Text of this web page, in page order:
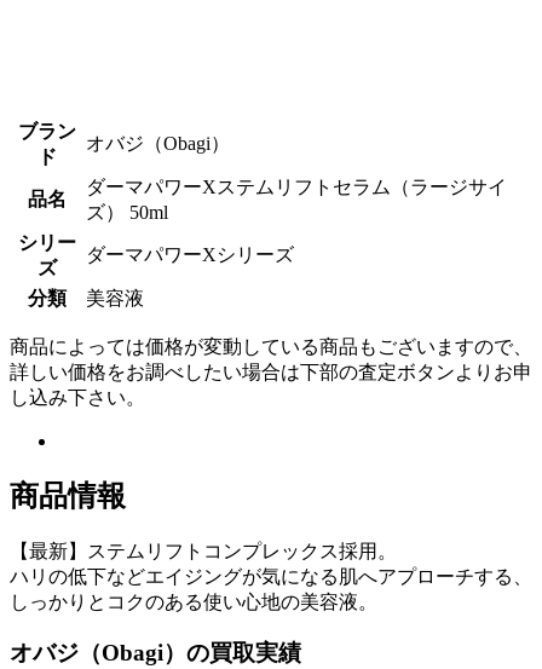
ブラン
ド
オバジ（Obagi）
品名
ダーマパワーXステムリフトセラム（ラージサイ
ズ） 50ml
シリー
ズ
ダーマパワーXシリーズ
分類 美容液
商品によっては価格が変動している商品もございますので、
詳しい価格をお調べしたい場合は下部の査定ボタンよりお申
し込み下さい。
商品情報
【最新】ステムリフトコンプレックス採用。
ハリの低下などエイジングが気になる肌へアプローチする、
しっかりとコクのある使い心地の美容液。
オバジ（Obagi）の買取実績